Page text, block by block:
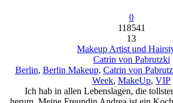
0
118541
13
Makeup Artist und
Catrin von Pabrutzki
Berlin, Berlin Makeup, Catrin von
Week, MakeUp, VIP
Ich hab in allen Lebenslagen, die